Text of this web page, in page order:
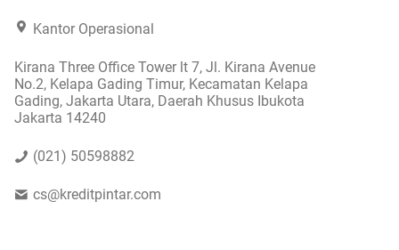
Kantor Operasional
Kirana Three Office Tower lt 7, Jl. Kirana Avenue
No.2, Kelapa Gading Timur, Kecamatan Kelapa
Gading, Jakarta Utara, Daerah Khusus Ibukota
Jakarta 14240
(021) 50598882
cs@kreditpintar.com